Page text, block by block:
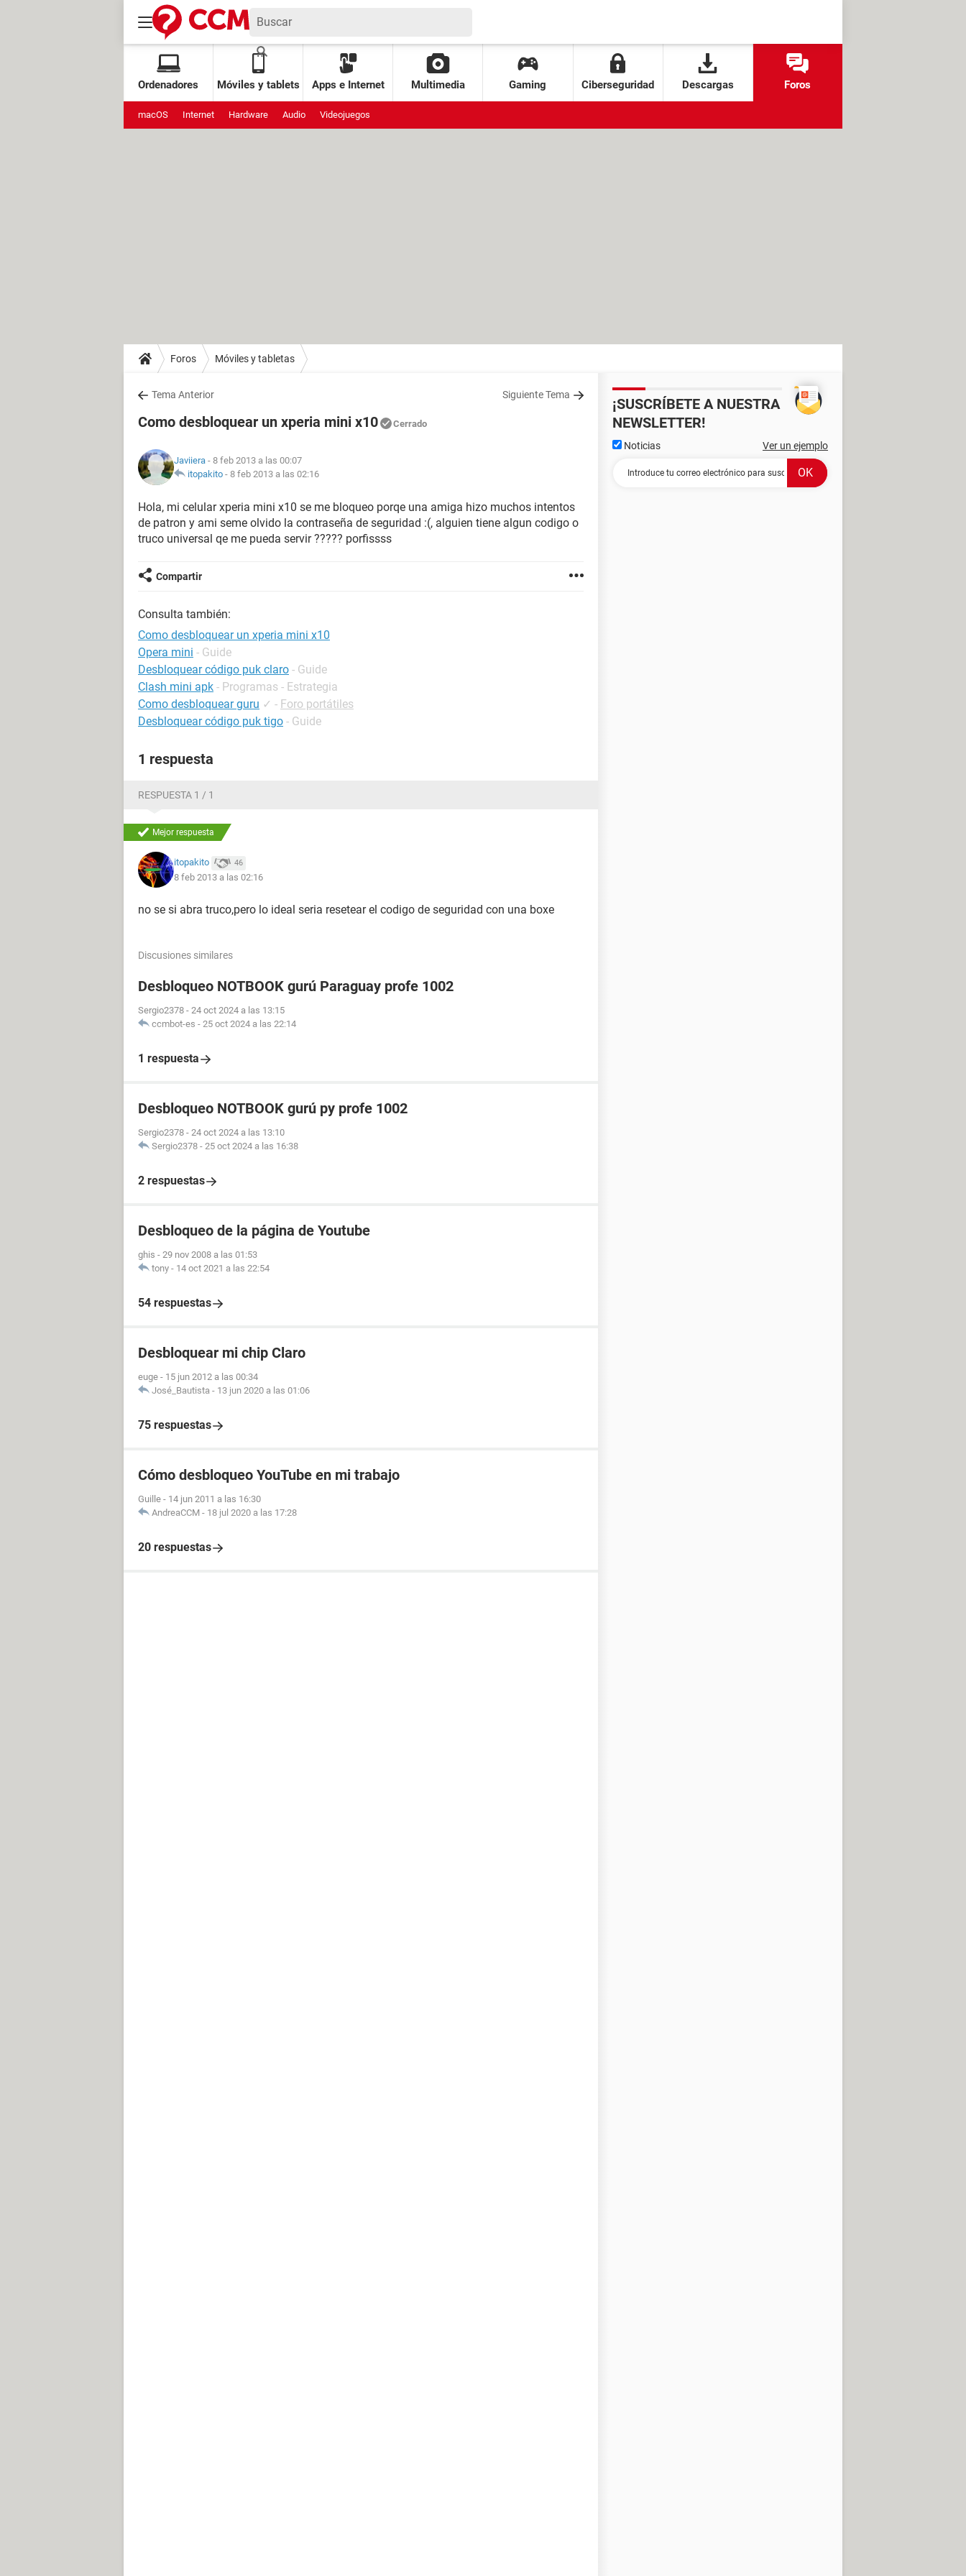
Ordenadores Móviles y tablets Apps e Internet Multimedia Gaming Ciberseguridad Descargas Foros
macOS Internet Hardware Audio Videojuegos
Foros Móviles y tabletas
Tema Anterior Siguiente Tema
Como desbloquear un xperia mini x10 Cerrado
Javiiera - 8 feb 2013 a las 00:07
itopakito - 8 feb 2013 a las 02:16
Hola, mi celular xperia mini x10 se me bloqueo porqe una amiga hizo muchos intentos
de patron y ami seme olvido la contraseña de seguridad :(, alguien tiene algun codigo o
truco universal qe me pueda servir ????? porfissss
Compartir
Consulta también:
Como desbloquear un xperia mini x10
Opera mini - Guide
Desbloquear código puk claro - Guide
Clash mini apk - Programas - Estrategia
Como desbloquear guru ✓ - Foro portátiles
Desbloquear código puk tigo - Guide
1 respuesta
RESPUESTA 1 / 1
Mejor respuesta
itopakito 46
8 feb 2013 a las 02:16
no se si abra truco,pero lo ideal seria resetear el codigo de seguridad con una boxe
Discusiones similares
Desbloqueo NOTBOOK gurú Paraguay profe 1002
Sergio2378 - 24 oct 2024 a las 13:15
ccmbot-es - 25 oct 2024 a las 22:14
1 respuesta
Desbloqueo NOTBOOK gurú py profe 1002
Sergio2378 - 24 oct 2024 a las 13:10
Sergio2378 - 25 oct 2024 a las 16:38
2 respuestas
Desbloqueo de la página de Youtube
ghis - 29 nov 2008 a las 01:53
tony - 14 oct 2021 a las 22:54
54 respuestas
Desbloquear mi chip Claro
euge - 15 jun 2012 a las 00:34
José_Bautista - 13 jun 2020 a las 01:06
75 respuestas
Cómo desbloqueo YouTube en mi trabajo
Guille - 14 jun 2011 a las 16:30
AndreaCCM - 18 jul 2020 a las 17:28
20 respuestas
¡SUSCRÍBETE A NUESTRA
NEWSLETTER!
Noticias Ver un ejemplo